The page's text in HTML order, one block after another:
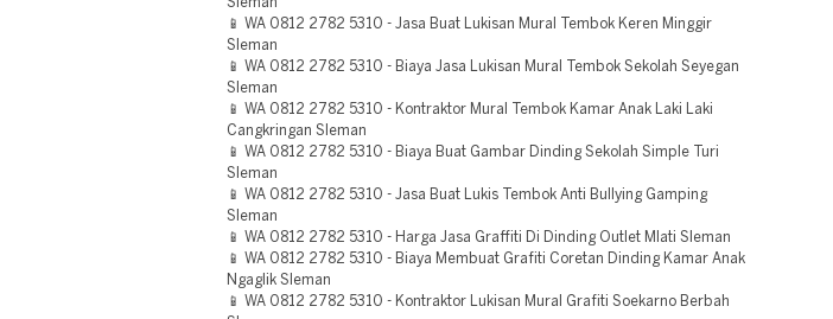
Sleman
📱 WA 0812 2782 5310 - Jasa Buat Lukisan Mural Tembok Keren Minggir
Sleman
📱 WA 0812 2782 5310 - Biaya Jasa Lukisan Mural Tembok Sekolah Seyegan
Sleman
📱 WA 0812 2782 5310 - Kontraktor Mural Tembok Kamar Anak Laki Laki
Cangkringan Sleman
📱 WA 0812 2782 5310 - Biaya Buat Gambar Dinding Sekolah Simple Turi
Sleman
📱 WA 0812 2782 5310 - Jasa Buat Lukis Tembok Anti Bullying Gamping
Sleman
📱 WA 0812 2782 5310 - Harga Jasa Graffiti Di Dinding Outlet Mlati Sleman
📱 WA 0812 2782 5310 - Biaya Membuat Grafiti Coretan Dinding Kamar Anak
Ngaglik Sleman
📱 WA 0812 2782 5310 - Kontraktor Lukisan Mural Grafiti Soekarno Berbah